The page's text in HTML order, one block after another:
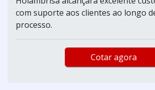
com suporte aos clientes ao longo
processo.
Cotar agora